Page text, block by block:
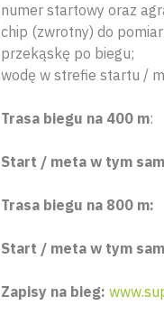
numer startowy oraz
chip (zwrotny) do
przekąskę po biegu;
wodę w strefie startu /
Trasa biegu na 400 m:
Start / meta w tym
Trasa biegu na 800 m:
Start / meta w tym
Zapisy na bieg: